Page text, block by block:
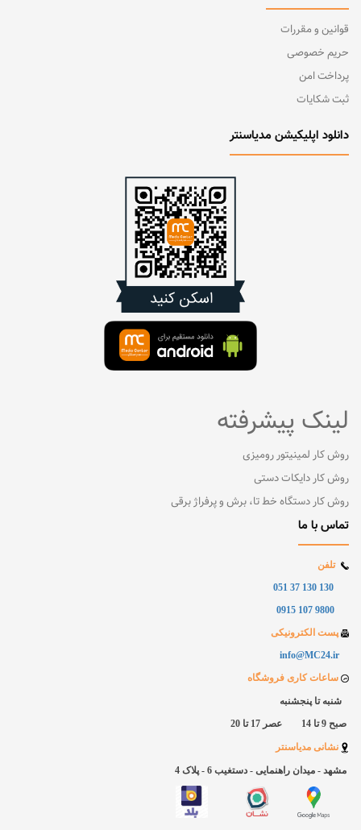
قوانین و مقررات
حریم خصوصی
پرداخت امن
ثبت شکایات
دانلود اپلیکیشن مدیاسنتر
لینک پیشرفته
روش کار لمینیتور رومیزی
روش کار دایکات دستی
روش کار دستگاه خط تا، برش و پرفراژ برقی
تماس با ما
تلفن
130 130 37 051
9800 107 0915
پست الکترونیکی
info@MC24.ir
ساعات کاری فروشگاه
شنبه تا پنجشنبه
صبح 9 تا 14 عصر 17 تا 20
نشانی مدیاسنتر
مشهد - میدان راهنمایی - دستغیب 6 - پلاک 4